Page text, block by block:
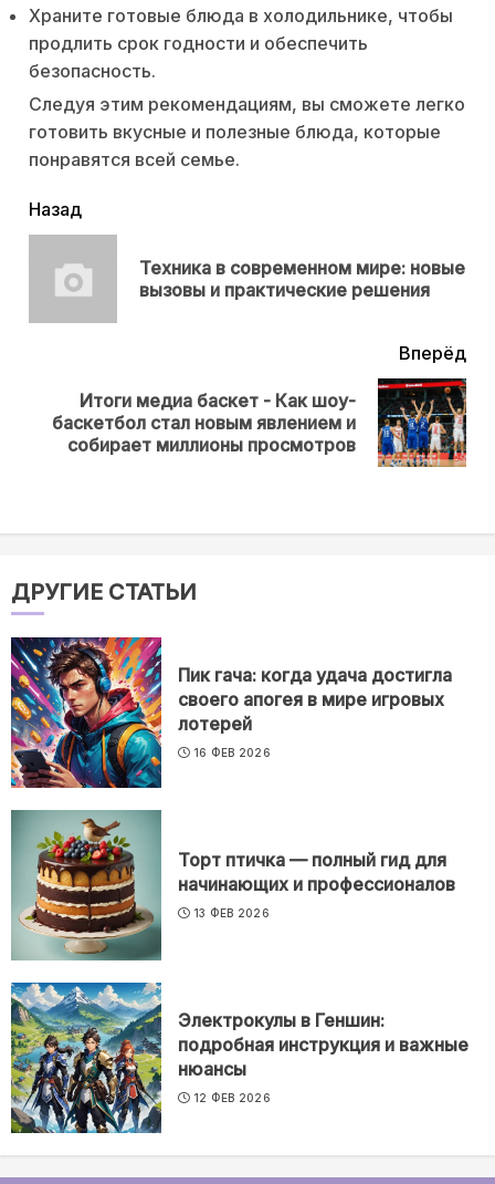
Храните готовые блюда в холодильнике, чтобы
продлить срок годности и обеспечить
безопасность.
Следуя этим рекомендациям, вы сможете легко
готовить вкусные и полезные блюда, которые
понравятся всей семье.
читать
Назад
Техника в современном мире: новые
вызовы и практические решения
Вперёд
Next
Итоги медиа баскет - Как шоу-
баскетбол стал новым явлением и
собирает миллионы просмотров
ДРУГИЕ СТАТЬИ
Пик гача: когда удача достигла
своего апогея в мире игровых
лотерей
16 ФЕВ 2026
Торт птичка — полный гид для
начинающих и профессионалов
13 ФЕВ 2026
Электрокулы в Геншин:
подробная инструкция и важные
нюансы
12 ФЕВ 2026